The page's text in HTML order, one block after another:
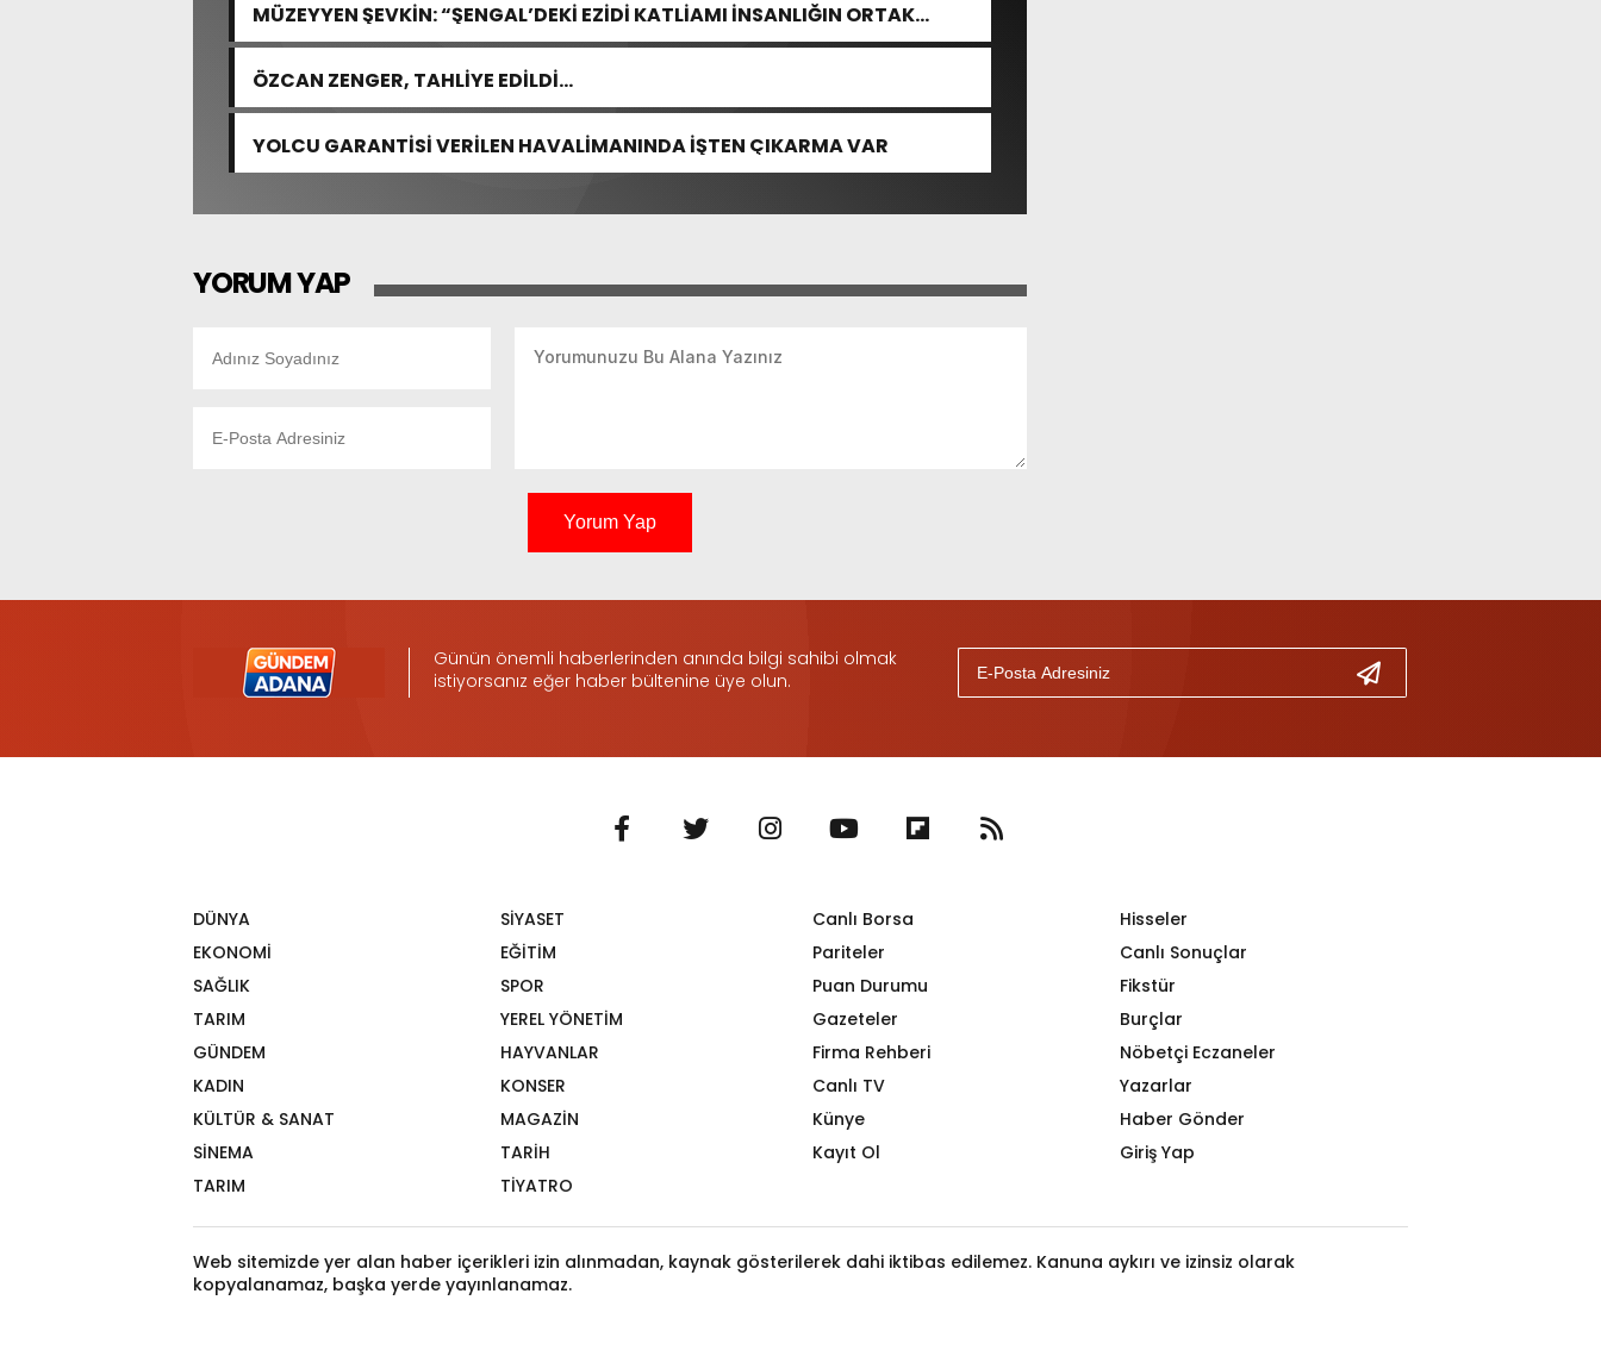
MÜZEYYEN ŞEVKİN: “ŞENGAL’DEKİ EZİDİ KATLİAMI İNSANLIĞIN ORTAK
ACISIDIR”
ÖZCAN ZENGER, TAHLİYE EDİLDİ…
YOLCU GARANTİSİ VERİLEN HAVALİMANINDA İŞTEN ÇIKARMA VAR
YORUM YAP
Yorum Yap
Günün önemli haberlerinden anında bilgi sahibi olmak
istiyorsanız eğer haber bültenine üye olun.
DÜNYA
SİYASET
EKONOMİ
EĞİTİM
SAĞLIK
SPOR
TARIM
YEREL YÖNETİM
GÜNDEM
HAYVANLAR
KADIN
KONSER
KÜLTÜR & SANAT
MAGAZİN
SİNEMA
TARİH
TARIM
TİYATRO
Canlı Borsa
Hisseler
Pariteler
Canlı Sonuçlar
Puan Durumu
Fikstür
Gazeteler
Burçlar
Firma Rehberi
Nöbetçi Eczaneler
Canlı TV
Yazarlar
Künye
Haber Gönder
Kayıt Ol
Giriş Yap
Web sitemizde yer alan haber içerikleri izin alınmadan, kaynak gösterilerek dahi iktibas edilemez. Kanuna aykırı ve izinsiz olarak
kopyalanamaz, başka yerde yayınlanamaz.